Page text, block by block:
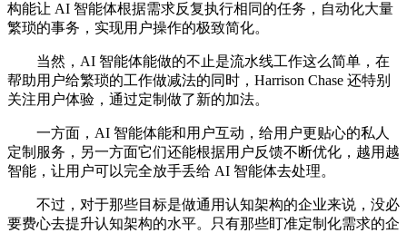
构能让 AI 智能体根据需求反复执行相同的任务，自动化大量
繁琐的事务，实现用户操作的极致简化。
当然，AI 智能体能做的不止是流水线工作这么简单，在
帮助用户给繁琐的工作做减法的同时，Harrison Chase 还特别
关注用户体验，通过定制做了新的加法。
一方面，AI 智能体能和用户互动，给用户更贴心的私人
定制服务，另一方面它们还能根据用户反馈不断优化，越用越
智能，让用户可以完全放手丢给 AI 智能体去处理。
不过，对于那些目标是做通用认知架构的企业来说，没必
要费心去提升认知架构的水平。只有那些盯准定制化需求的企